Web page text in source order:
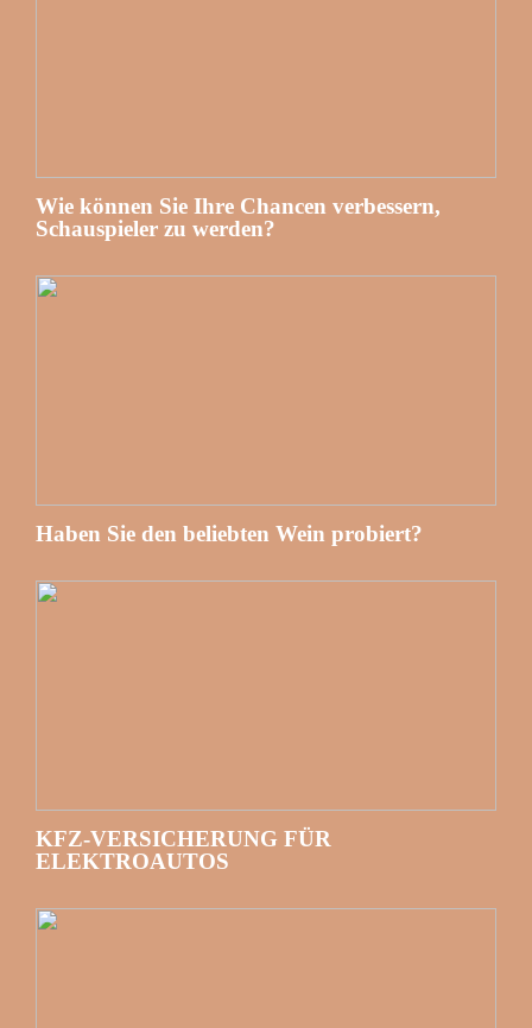
Wie können Sie Ihre Chancen verbessern,
Schauspieler zu werden?
Haben Sie den beliebten Wein probiert?
KFZ-VERSICHERUNG FÜR
ELEKTROAUTOS